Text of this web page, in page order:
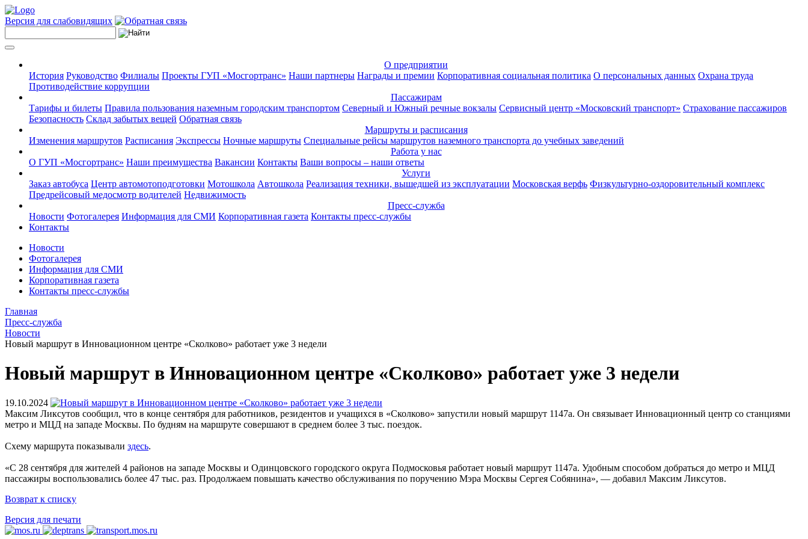
Версия для слабовидящих
О предприятии
История Руководство Филиалы Проекты ГУП «Мосгортранс» Наши партнеры Награды и премии Корпоративная социальная политика О персональных данных Охрана труда
Противодействие коррупции
Пассажирам
Тарифы и билеты Правила пользования наземным городским транспортом Северный и Южный речные вокзалы Сервисный центр «Московский транспорт» Страхование пассажиров
Безопасность Склад забытых вещей Обратная связь
Маршруты и расписания
Изменения маршрутов Расписания Экспрессы Ночные маршруты Специальные рейсы маршрутов наземного транспорта до учебных заведений
Работа у нас
О ГУП «Мосгортранс» Наши преимущества Вакансии Контакты Ваши вопросы – наши ответы
Услуги
Заказ автобуса Центр автомотоподготовки Мотошкола Автошкола Реализация техники, вышедшей из эксплуатации Московская верфь Физкультурно-оздоровительный комплекс
Предрейсовый медосмотр водителей Недвижимость
Пресс-служба
Новости Фотогалерея Информация для СМИ Корпоративная газета Контакты пресс-службы
Контакты
Новости
Фотогалерея
Информация для СМИ
Корпоративная газета
Контакты пресс-службы
Главная
Пресс-служба
Новости
Новый маршрут в Инновационном центре «Сколково» работает уже 3 недели
Новый маршрут в Инновационном центре «Сколково» работает уже 3 недели
19.10.2024
Максим Ликсутов сообщил, что в конце сентября для работников, резидентов и учащихся в «Сколково» запустили новый маршрут 1147а. Он связывает Инновационный центр со станциями
метро и МЦД на западе Москвы. По будням на маршруте совершают в среднем более 3 тыс. поездок.
Схему маршрута показывали здесь.
«С 28 сентября для жителей 4 районов на западе Москвы и Одинцовского городского округа Подмосковья работает новый маршрут 1147а. Удобным способом добраться до метро и МЦД
пассажиры воспользовались более 47 тыс. раз. Продолжаем повышать качество обслуживания по поручению Мэра Москвы Сергея Собянина», — добавил Максим Ликсутов.
Возврат к списку
Версия для печати